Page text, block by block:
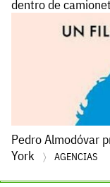
dentro de
Pedro Almodóvar
York
AGENCIAS